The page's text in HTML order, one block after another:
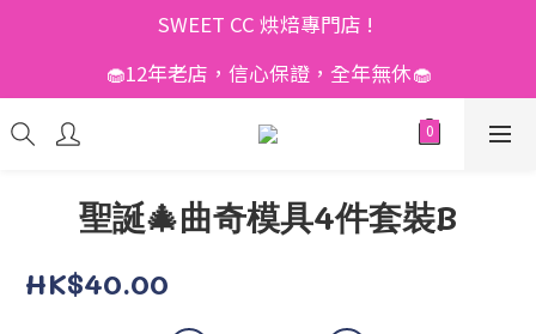
SWEET CC 烘焙專門店 !
🧁12年老店，信心保證，全年無休🧁
聖誕🎄曲奇模具4件套裝B
HK$40.00